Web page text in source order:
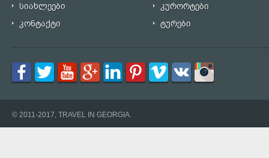
სიახლეები
კურორტები
კონტაქტი
ტურები
© 2011-2017, TRAVEL IN GEORGIA.